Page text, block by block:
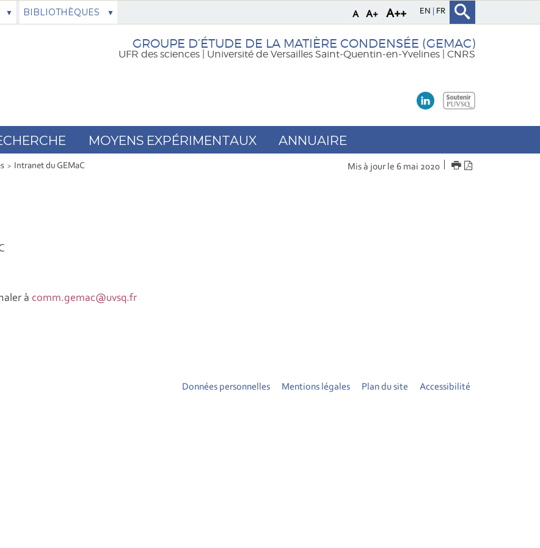
A A+ A++ EN FR
GROUPE D’ÉTUDE DE LA MATIÈRE CONDENSÉE (GEMAC)
UFR des sciences | Université de Versailles Saint-Quentin-en-Yvelines | CNRS
MOYENS EXPÉRIMENTAUX ANNUAIRE
Intranet du GEMaC Mis à jour le 6 mai 2020 IMPRIMER
à comm.gemac@uvsq.fr
BIBLIOTHÈQUES
Données personnelles Mentions légales Plan du site Accessibilité